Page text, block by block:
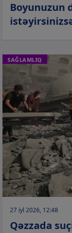
Boyunuzun
SAĞLAMLIQ
27 iyl 2026, 12:48
Qəzzada